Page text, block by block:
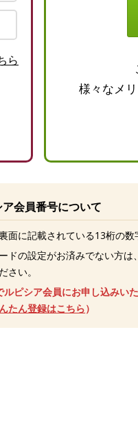
ら
様々なメ
会員番号について
面に記載されている13桁の数
ドの設定がお済みでない方は
さい。
ルピシア会員にお申し込みい
たん登録はこちら）